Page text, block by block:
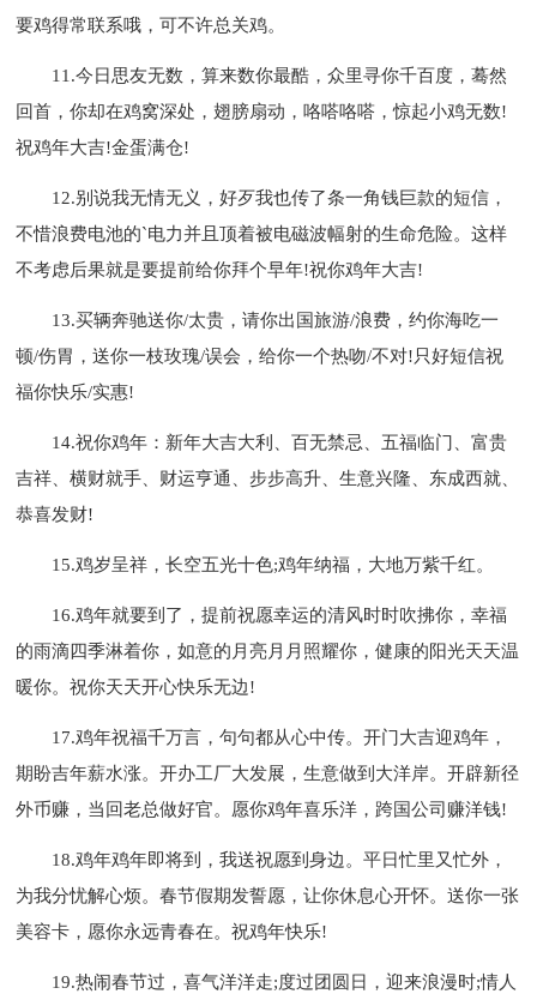
要鸡得常联系哦，可不许总关鸡。
11.今日思友无数，算来数你最酷，众里寻你千百度，蓦然
回首，你却在鸡窝深处，翅膀扇动，咯嗒咯嗒，惊起小鸡无数!
祝鸡年大吉!金蛋满仓!
12.别说我无情无义，好歹我也传了条一角钱巨款的短信，
不惜浪费电池的`电力并且顶着被电磁波幅射的生命危险。这样
不考虑后果就是要提前给你拜个早年!祝你鸡年大吉!
13.买辆奔驰送你/太贵，请你出国旅游/浪费，约你海吃一
顿/伤胃，送你一枝玫瑰/误会，给你一个热吻/不对!只好短信祝
福你快乐/实惠!
14.祝你鸡年：新年大吉大利、百无禁忌、五福临门、富贵
吉祥、横财就手、财运亨通、步步高升、生意兴隆、东成西就、
恭喜发财!
15.鸡岁呈祥，长空五光十色;鸡年纳福，大地万紫千红。
16.鸡年就要到了，提前祝愿幸运的清风时时吹拂你，幸福
的雨滴四季淋着你，如意的月亮月月照耀你，健康的阳光天天温
暖你。祝你天天开心快乐无边!
17.鸡年祝福千万言，句句都从心中传。开门大吉迎鸡年，
期盼吉年薪水涨。开办工厂大发展，生意做到大洋岸。开辟新径
外币赚，当回老总做好官。愿你鸡年喜乐洋，跨国公司赚洋钱!
18.鸡年鸡年即将到，我送祝愿到身边。平日忙里又忙外，
为我分忧解心烦。春节假期发誓愿，让你休息心开怀。送你一张
美容卡，愿你永远青春在。祝鸡年快乐!
19.热闹春节过，喜气洋洋走;度过团圆日，迎来浪漫时;情人